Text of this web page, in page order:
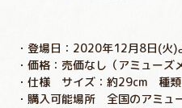
・登場日：2020年12月8日(火)
・価格：売価なし（アミューズ
・仕様 サイズ：約29cm 種
・購入可能場所 全国のアミュ